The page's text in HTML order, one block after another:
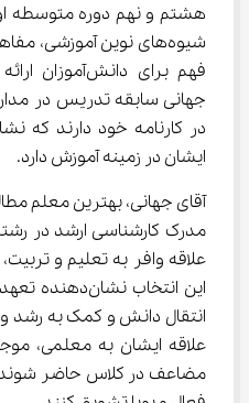
جهانی سابقه تدریس در
در کارنامه خود دارند که
ایشان در زمینه آموزش دارد.
آقای جهانی، بهترین معلم
مدرک کارشناسی ارشد در
این انتخاب
علاقه ایشان به معلمی،